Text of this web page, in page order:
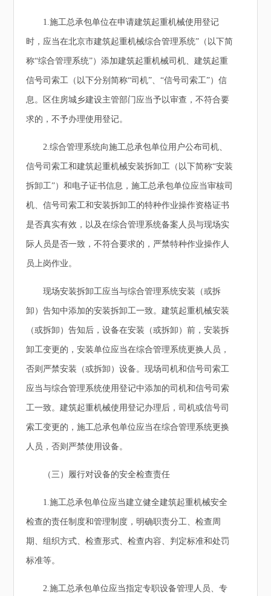
1.施工总承包单位在申请建筑起重机械使用登记
时，应当在北京市建筑起重机械综合管理系统”（以下简
称“综合管理系统”）添加建筑起重机械司机、建筑起重
信号司索工（以下分别简称“司机”、“信号司索工”）信
息。区住房城乡建设主管部门应当予以审查，不符合要
求的，不予办理使用登记。
2.综合管理系统向施工总承包单位用户公布司机、
信号司索工和建筑起重机械安装拆卸工（以下简称“安装
拆卸工”）和电子证书信息，施工总承包单位应当审核司
机、信号司索工和安装拆卸工的特种作业操作资格证书
是否真实有效，以及在综合管理系统备案人员与现场实
际人员是否一致，不符合要求的，严禁特种作业操作人
员上岗作业。
现场安装拆卸工应当与综合管理系统安装（或拆
卸）告知中添加的安装拆卸工一致。建筑起重机械安装
（或拆卸）告知后，设备在安装（或拆卸）前，安装拆
卸工变更的，安装单位应当在综合管理系统更换人员，
否则严禁安装（或拆卸）设备。现场司机和信号司索工
应当与综合管理系统使用登记中添加的司机和信号司索
工一致。建筑起重机械使用登记办理后，司机或信号司
索工变更的，施工总承包单位应当在综合管理系统更换
人员，否则严禁使用设备。
（三）履行对设备的安全检查责任
1.施工总承包单位应当建立健全建筑起重机械安全
检查的责任制度和管理制度，明确职责分工、检查周
期、组织方式、检查形式、检查内容、判定标准和处罚
标准等。
2.施工总承包单位应当指定专职设备管理人员、专